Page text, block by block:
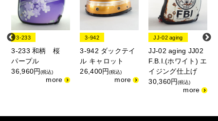
3-233
3-233 和柄 桜
パープル
36,960円(税込)
3-942
3-942 ダックテイ
ル キャロット
26,400円(税込)
JJ-02 aging
JJ-02 aging JJ02
F.B.I.(ホワイト) エ
イジング仕上げ
30,360円(税込)